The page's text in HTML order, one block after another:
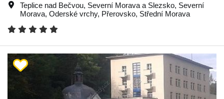
Teplice nad Bečvou, Severní Morava a Slezsko, Severní
Morava, Oderské vrchy, Přerovsko, Střední Morava